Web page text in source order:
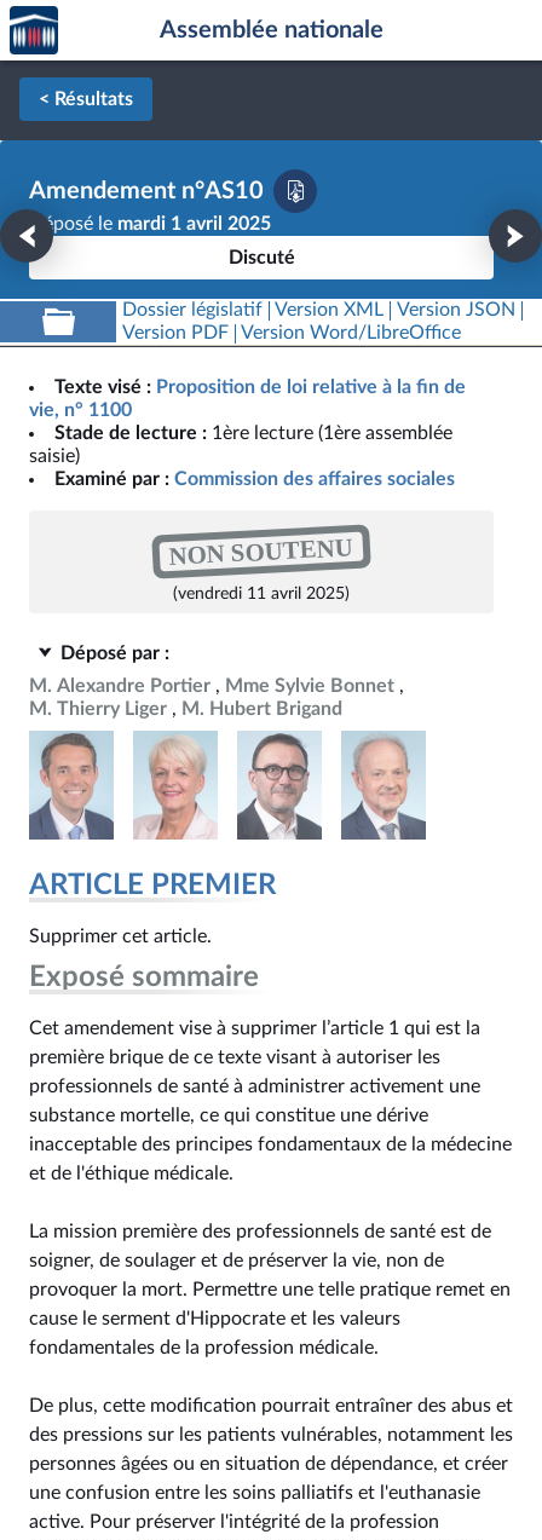
Aller au contenu
Aller en bas de la page
Accèder
à la
page
d'accueil
Assemblée nationale
< Résultats
Amendement n°AS10
Déposé le mardi 1 avril 2025
Discuté
Dossier législatif Version XML
Version JSON
Version PDF
Version Word/LibreOffice
Texte visé : Proposition de loi relative à la fin de
vie, n° 1100
Stade de lecture : 1ère lecture (1ère assemblée
saisie)
Examiné par : Commission des affaires sociales
NON SOUTENU
(vendredi 11 avril 2025)
Déposé par :
M. Alexandre Portier
Mme Sylvie Bonnet
M. Thierry Liger
M. Hubert Brigand
ARTICLE PREMIER
Supprimer cet article.
Exposé sommaire
Cet amendement vise à supprimer l’article 1 qui est la
première brique de ce texte visant à autoriser les
professionnels de santé à administrer activement une
substance mortelle, ce qui constitue une dérive
inacceptable des principes fondamentaux de la médecine
et de l'éthique médicale.
La mission première des professionnels de santé est de
soigner, de soulager et de préserver la vie, non de
provoquer la mort. Permettre une telle pratique remet en
cause le serment d'Hippocrate et les valeurs
fondamentales de la profession médicale.
De plus, cette modification pourrait entraîner des abus et
des pressions sur les patients vulnérables, notamment les
personnes âgées ou en situation de dépendance, et créer
une confusion entre les soins palliatifs et l'euthanasie
active. Pour préserver l'intégrité de la profession